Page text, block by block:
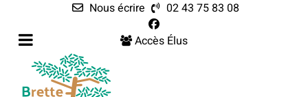
Nous écrire
02 43 75 83 08
Accès Élus